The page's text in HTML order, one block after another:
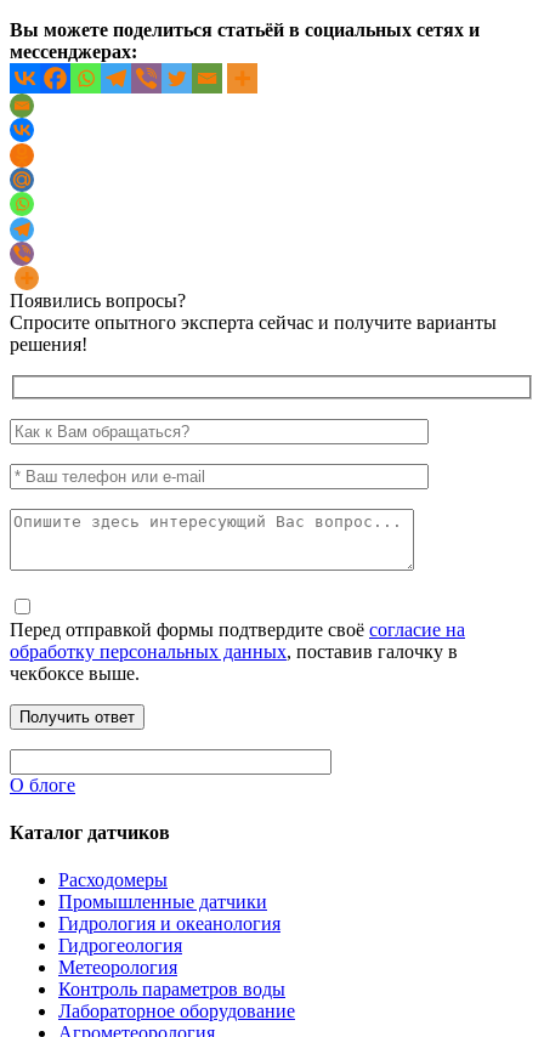
Вы можете поделиться статьёй в социальных сетях и
мессенджерах:
Появились вопросы?
Спросите опытного эксперта сейчас и получите варианты
решения!
Перед отправкой формы подтвердите своё согласие на
обработку персональных данных, поставив галочку в
чекбоксе выше.
О блоге
Каталог датчиков
Расходомеры
Промышленные датчики
Гидрология и океанология
Гидрогеология
Метеорология
Контроль параметров воды
Лабораторное оборудование